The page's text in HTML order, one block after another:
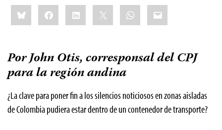
Share
this:BlueskyFacebookLinkedIn WhatsApp
Email
Por John Otis, corresponsal del CPJ
para la región andina
¿La clave para poner fin a los silencios noticiosos en zonas aisladas
de Colombia pudiera estar dentro de un contenedor de transporte?